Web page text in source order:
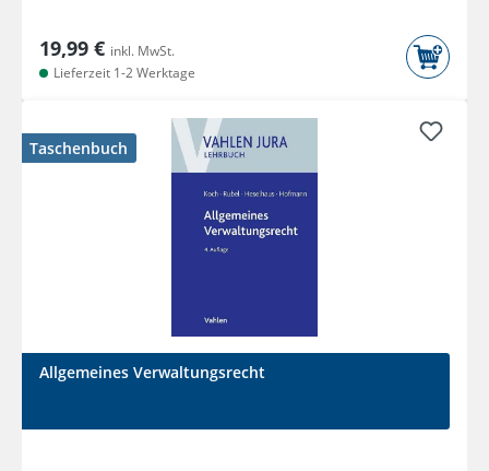
19,99 € inkl. MwSt.
Lieferzeit 1-2 Werktage
Taschenbuch
Allgemeines Verwaltungsrecht